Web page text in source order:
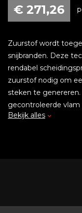
€ 271,26
Zuurstof wordt
snijbranden. Deze
rendabel
zuurstof nodig om
steken te
gecontroleerde
branden en
Bekijk alles